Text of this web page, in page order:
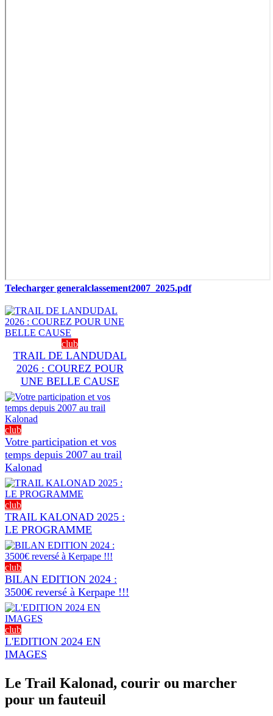
Telecharger generalclassement2007_2025.pdf
club
TRAIL DE LANDUDAL
2026 : COUREZ POUR
UNE BELLE CAUSE
club
Votre participation et vos
temps depuis 2007 au trail
Kalonad
club
TRAIL KALONAD 2025 :
LE PROGRAMME
club
BILAN EDITION 2024 :
3500€ reversé à Kerpape !!!
club
L'EDITION 2024 EN
IMAGES
Le Trail Kalonad, courir ou marcher
pour un fauteuil